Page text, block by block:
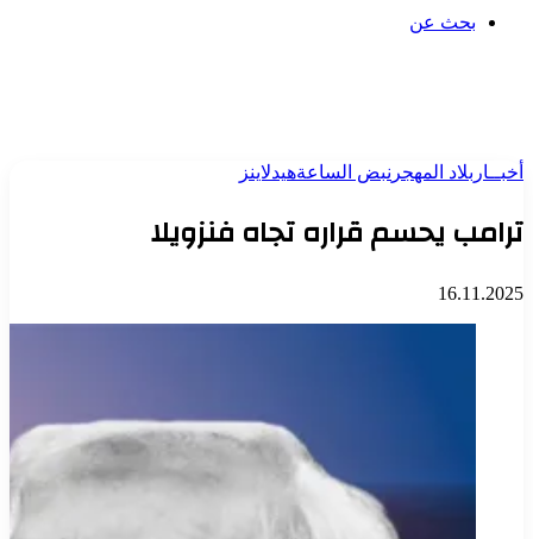
بحث عن
أخبــار بلاد المهجر نبض الساعةهيدلاينز
ترامب يحسم قراره تجاه فنزويلا
16.11.2025